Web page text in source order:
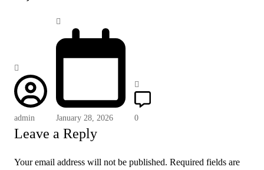
admin January 28, 2026 0
Leave a Reply
Your email address will not be published. Required fields are